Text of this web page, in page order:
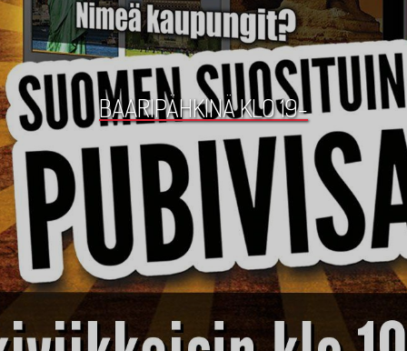
BAARIPÄHKINÄ KLO 19-